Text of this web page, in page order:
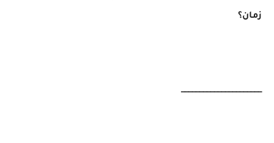
زمان؟
______________________